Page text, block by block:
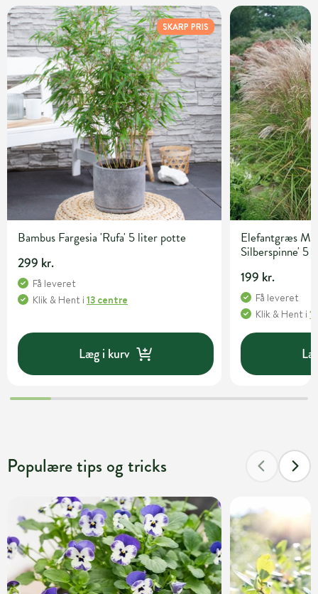
SKARP PRIS
Bambus Fargesia 'Rufa' 5 liter potte
299 kr.
Få leveret
Klik & Hent i 13 centre
Læg i kurv
Elefantgræs
Silberspinne' 5
199 kr.
Få leveret
Klik & Hent i
Populære tips og tricks